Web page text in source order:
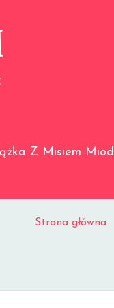
Z Misiem
Strona główna